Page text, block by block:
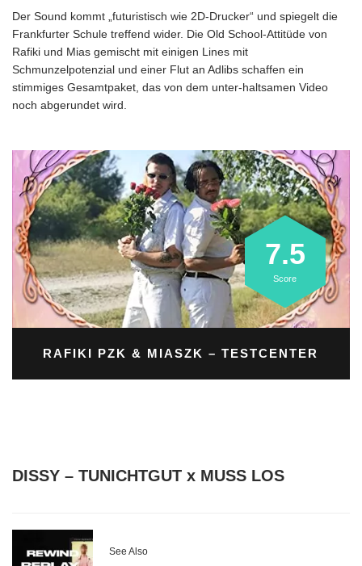
Der Sound kommt „futuristisch wie 2D-Drucker“ und spiegelt die
Frankfurter Schule treffend wider. Die Old School-Attitüde von
Rafiki und Mias gemischt mit einigen Lines mit
Schmunzelpotenzial und einer Flut an Adlibs schaffen ein
stimmiges Gesamtpaket, das von dem unter-haltsamen Video
noch abgerundet wird.
RAFIKI PZK & MIASZK – TESTCENTER
7.5
Score
DISSY – TUNICHTGUT x MUSS LOS
See Also